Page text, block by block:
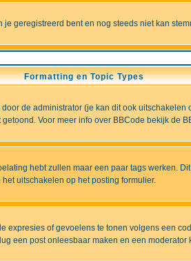
geregistreerd bent en nog steeds niet kan
Formatting en Topic Types
de administrator (je kan dit ook
Voor meer info over BBCode bekijk de
hebt zullen maar een paar tags werken.
uitschakelen op het posting formulier.
of gevoelens te tonen volgens een
een post onleesbaar maken en een